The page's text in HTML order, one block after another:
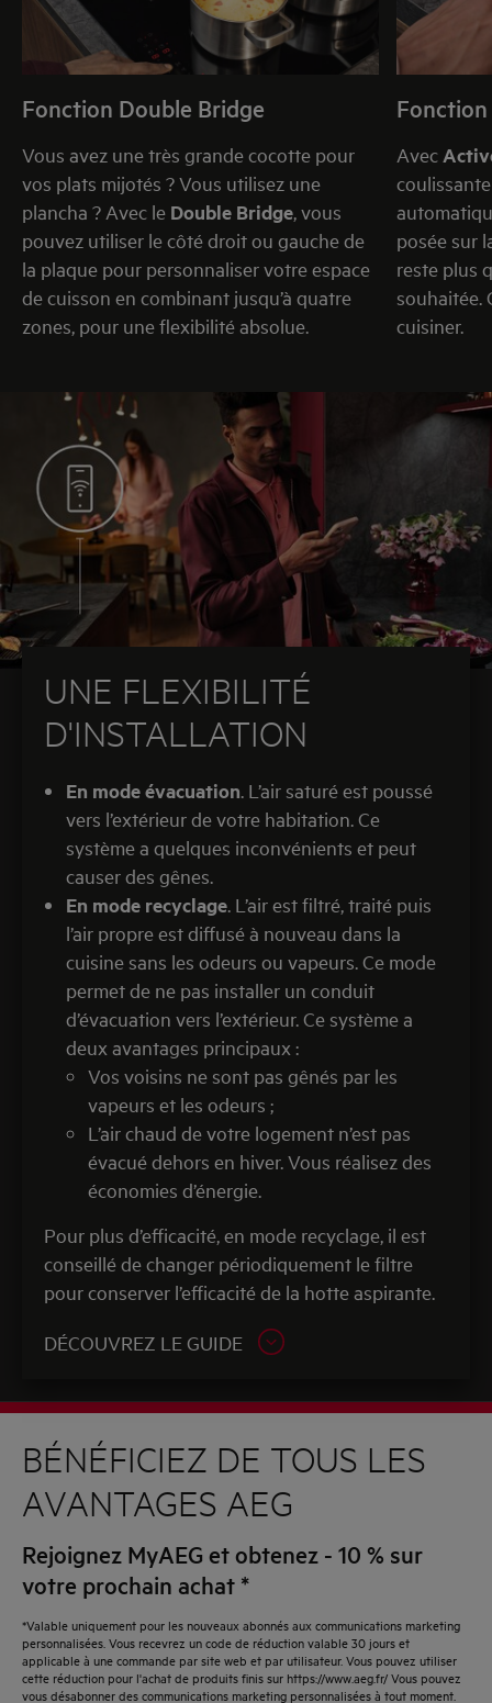
Fonction Double Bridge
Vous avez une très grande cocotte pour
vos plats mijotés ? Vous utilisez une
plancha ? Avec le Double Bridge, vous
pouvez utiliser le côté droit ou gauche de
la plaque pour personnaliser votre espace
de cuisson en combinant jusqu’à quatre
zones, pour une flexibilité absolue.
Avec
posée sur
reste plus
souhaitée.
cuisiner.
UNE FLEXIBILITÉ
D'INSTALLATION
En mode évacuation. L’air saturé est poussé
vers l’extérieur de votre habitation. Ce
système a quelques inconvénients et peut
causer des gênes.
En mode recyclage. L’air est filtré, traité puis
l’air propre est diffusé à nouveau dans la
cuisine sans les odeurs ou vapeurs. Ce mode
permet de ne pas installer un conduit
d’évacuation vers l’extérieur. Ce système a
deux avantages principaux :
Vos voisins ne sont pas gênés par les
vapeurs et les odeurs ;
L’air chaud de votre logement n’est pas
évacué dehors en hiver. Vous réalisez des
économies d’énergie.
Pour plus d’efficacité, en mode recyclage, il est
conseillé de changer périodiquement le filtre
pour conserver l’efficacité de la hotte aspirante.
DÉCOUVREZ LE GUIDE
BÉNÉFICIEZ DE TOUS LES
AVANTAGES AEG
Rejoignez MyAEG et obtenez - 10 % sur
votre prochain achat *
*Valable uniquement pour les nouveaux abonnés aux communications marketing
personnalisées. Vous recevrez un code de réduction valable 30 jours et
applicable à une commande par site web et par utilisateur. Vous pouvez utiliser
cette réduction pour l'achat de produits finis sur https://www.aeg.fr/ Vous pouvez
vous désabonner des communications marketing personnalisées à tout moment.